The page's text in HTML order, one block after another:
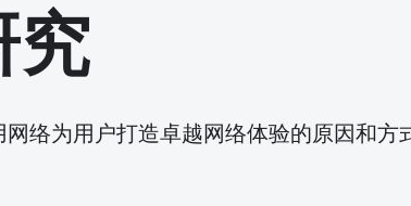
究
络为用户打造卓越网络体验的原因和方